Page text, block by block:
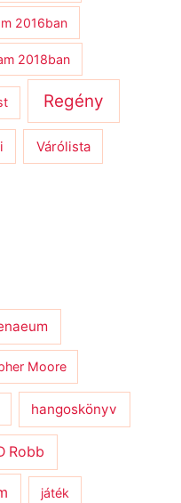
2016ban
2018ban
Regény
Várólista
Moore
hangoskönyv
Robb
játék